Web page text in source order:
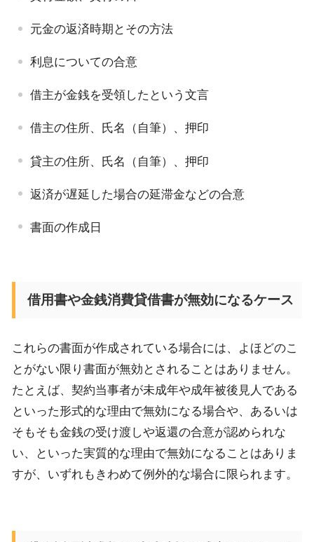
元金の返済時期とその方法
利息についての合意
借主が金銭を受領したという文言
借主の住所、氏名（自筆）、押印
貸主の住所、氏名（自筆）、押印
返済が遅延した場合の延滞金などの合意
書面の作成日
借用書や金銭消費貸借書が無効になるケース
これらの書面が作成されている場合には、よほどのこ
とがない限り書面が無効とされることはありません。
たとえば、契約当事者が未成年や成年被後見人である
といった形式的な理由で無効になる場合や、あるいは
そもそも金銭の受け渡しや返還の合意が認められな
い、といった実質的な理由で無効になることはありま
すが、 いずれもきわめて例外的な場合に限られます。